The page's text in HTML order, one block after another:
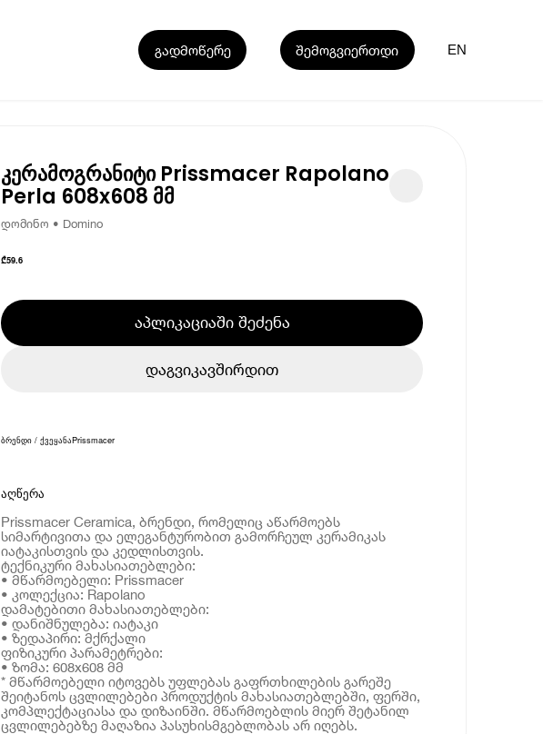
გადმოწერე შემოგვიერთდი EN
კერამოგრანიტი Prissmacer Rapolano
Perla 608x608 მმ
დომინო • Domino
₾59.6
აპლიკაციაში შეძენა
დაგვიკავშირდით
ბრენდი / ქვეყანაPrissmacer
აღწერა
Prissmacer Ceramica, ბრენდი, რომელიც აწარმოებს
სიმარტივითა და ელეგანტურობით გამორჩეულ კერამიკას
იატაკისთვის და კედლისთვის.
ტექნიკური მახასიათებლები:
• მწარმოებელი: Prissmacer
• კოლექცია: Rapolano
დამატებითი მახასიათებლები:
• დანიშნულება: იატაკი
• ზედაპირი: მქრქალი
ფიზიკური პარამეტრები:
• ზომა: 608x608 მმ
* მწარმოებელი იტოვებს უფლებას გაფრთხილების გარეშე
შეიტანოს ცვლილებები პროდუქტის მახასიათებლებში, ფერში,
კომპლექტაციასა და დიზაინში. მწარმოებლის მიერ შეტანილ
ცვლილებებზე მაღაზია პასუხისმგებლობას არ იღებს.